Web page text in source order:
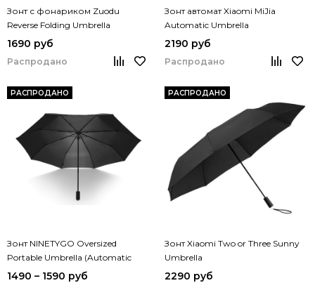
Зонт с фонариком Zuodu
Reverse Folding Umbrella
1690 руб
Распродано
Зонт автомат Xiaomi MiJia
Automatic Umbrella
2190 руб
Распродано
РАСПРОДАНО
Зонт NINETYGO Oversized
Portable Umbrella (Automatic
Version)
1490 – 1590 руб
РАСПРОДАНО
Зонт Xiaomi Two or Three Sunny
Umbrella
2290 руб